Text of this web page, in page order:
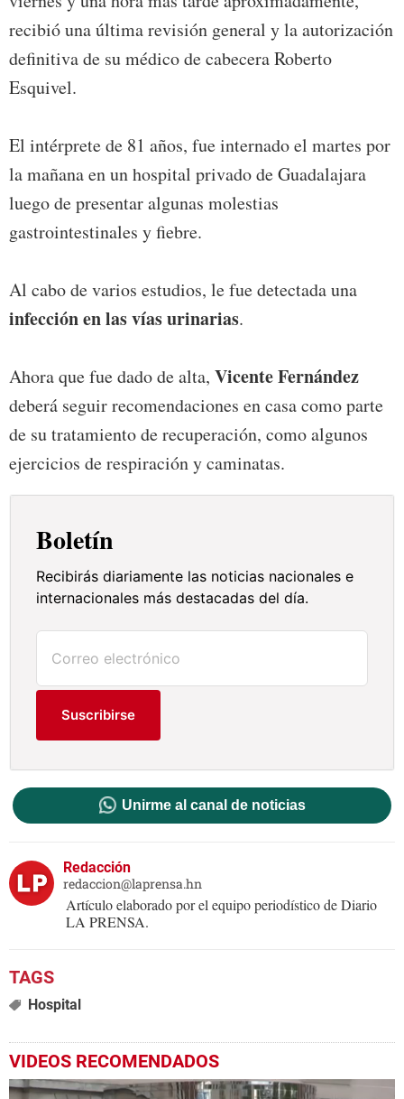
recibió una última revisión general y la autorización
definitiva de su médico de cabecera Roberto
Esquivel.
El intérprete de 81 años, fue internado el martes por
la mañana en un hospital privado de Guadalajara
luego de presentar algunas molestias
gastrointestinales y fiebre.
Al cabo de varios estudios, le fue detectada una
infección en las vías urinarias.
Ahora que fue dado de alta, Vicente Fernández
deberá seguir recomendaciones en casa como parte
de su tratamiento de recuperación, como algunos
ejercicios de respiración y caminatas.
Boletín
Recibirás diariamente las noticias nacionales e
internacionales más destacadas del día.
Suscribirse
Unirme al canal de noticias
Redacción
redaccion@laprensa.hn
Artículo elaborado por el equipo periodístico de Diario
LA PRENSA.
Hospital
VIDEOS RECOMENDADOS